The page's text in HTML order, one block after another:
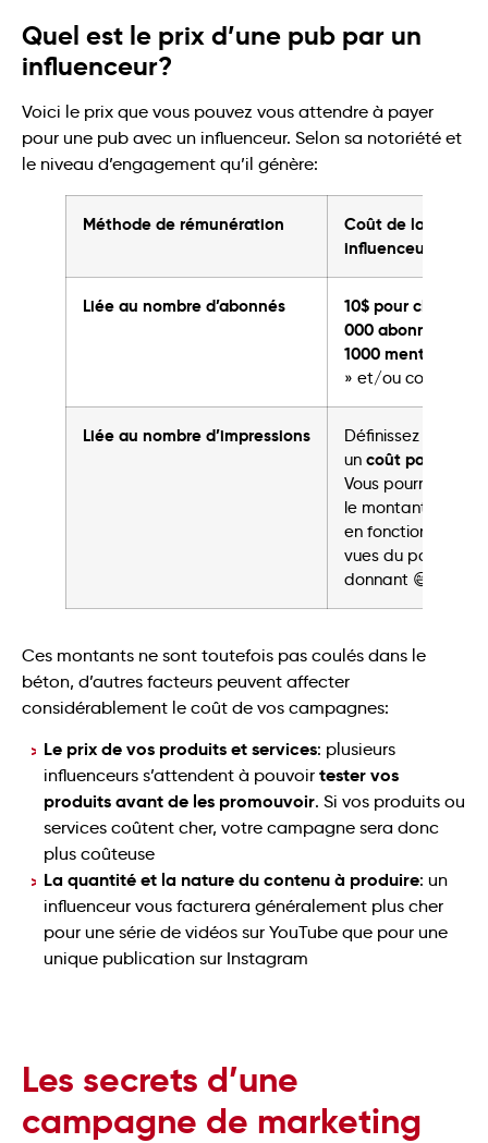
Quel est le prix d’une pub par un
influenceur?
Voici le prix que vous pouvez vous attendre à payer
pour une pub avec un influenceur. Selon sa notoriété et
le niveau d’engagement qu’il génère:
Méthode de rémunération
Coût de la
influenceur
Liée au nombre d’abonnés
10$ pour chaque
000 abonnés
1000 mentions «
» et/ou
Liée au nombre d’impressions
Définissez avec
un coût par 1000
Vous pourrez
le montant de la
en fonction du
vues du post
donnant 😄)
Ces montants ne sont toutefois pas coulés dans le
béton, d’autres facteurs peuvent affecter
considérablement le coût de vos campagnes:
Le prix de vos produits et services: plusieurs
influenceurs s’attendent à pouvoir tester vos
produits avant de les promouvoir. Si vos produits ou
services coûtent cher, votre campagne sera donc
plus coûteuse
La quantité et la nature du contenu à produire: un
influenceur vous facturera généralement plus cher
pour une série de vidéos sur YouTube que pour une
unique publication sur Instagram
Les secrets d’une
campagne de marketing